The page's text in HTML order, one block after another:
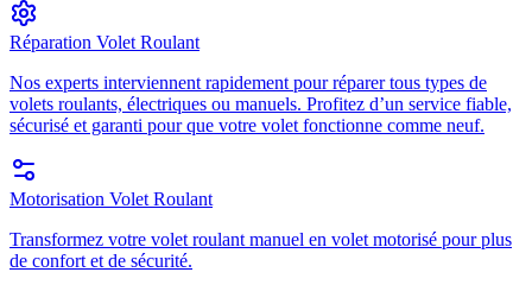
Réparation Volet Roulant
Nos experts interviennent rapidement pour réparer tous types de
volets roulants, électriques ou manuels. Profitez d’un service fiable,
sécurisé et garanti pour que votre volet fonctionne comme neuf.
Motorisation Volet Roulant
Transformez votre volet roulant manuel en volet motorisé pour plus
de confort et de sécurité.